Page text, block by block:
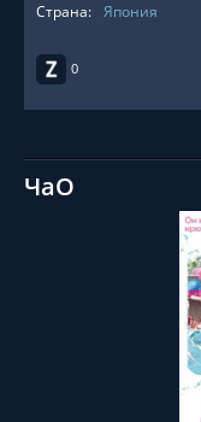
0
Страна: Япония
ЧаО